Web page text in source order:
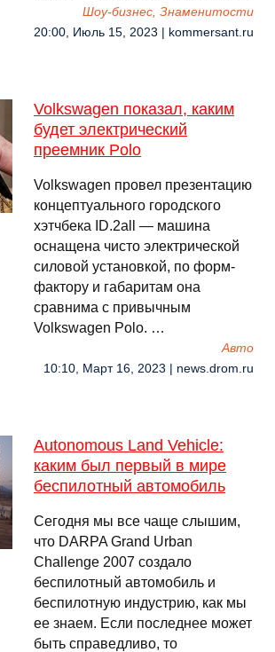
Шоу-бизнес, Знаменитости
20:00, Июль 15, 2023 | kommersant.ru
Volkswagen показал, каким
будет электрический
преемник Polo
Volkswagen провел презентацию
концептуального городского
хэтчбека ID.2all — машина
оснащена чисто электрической
силовой установкой, по форм-
фактору и габаритам она
сравнима с привычным
Volkswagen Polo. …
Авто
10:10, Март 16, 2023 | news.drom.ru
Autonomous Land Vehicle:
каким был первый в мире
беспилотный автомобиль
Сегодня мы все чаще слышим,
что DARPA Grand Urban
Challenge 2007 создало
беспилотный автомобиль и
беспилотную индустрию, как мы
ее знаем. Если последнее может
быть справедливо, то